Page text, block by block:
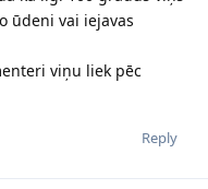
ūdeni vai iejavas
viņu liek pēc
Reply